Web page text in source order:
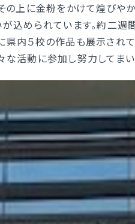
予定
る質問
集
窓会
ライブラリー
サポート（ご支援のお願い）
ャンネル
合わせ サイトマップ
報
学び（カリキュラムポリシー）
介
予定
募集
窓会
サポート（ご支援のお願い）
ャンネル
の上に金粉をかけて煌びや
が込められています。約二週
内５校の作品も展示されて
活動に参加し努力してまい